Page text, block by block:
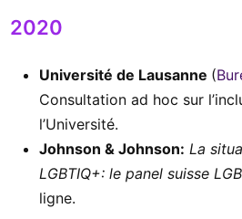
2020
Université de Lausanne (
Consultation ad hoc sur
l’Université.
Johnson & Johnson: La
LGBTIQ+: le panel suisse
ligne.